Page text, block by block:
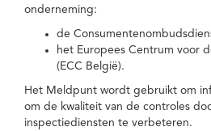
onderneming:
de
het Europees Centrum voor
(ECC België).
Het Meldpunt wordt gebruikt om
om de kwaliteit van de controles
inspectiediensten te verbeteren.